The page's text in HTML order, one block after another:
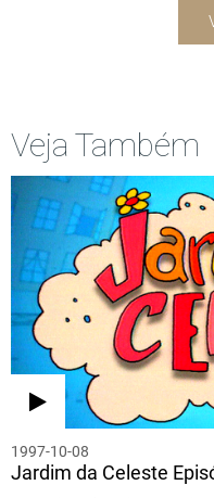
Veja Também
1997-10-08
Jardim da Celeste